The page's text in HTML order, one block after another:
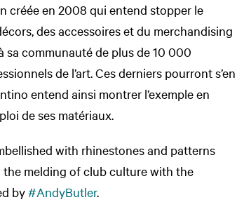
créée en 2008 qui entend stopper le
des accessoires et du merchandising
sa communauté de plus de 10 000
de l’art. Ces derniers pourront s’en
entend ainsi montrer l’exemple en
de ses matériaux.
with rhinestones and patterns
melding of club culture with the
by#AndyButler.​